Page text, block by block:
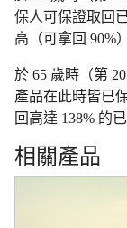
保人可保證取回
高（可拿回 90%
於 65 歲時（第
產品在此時皆已
回高達 138% 的
相關產品